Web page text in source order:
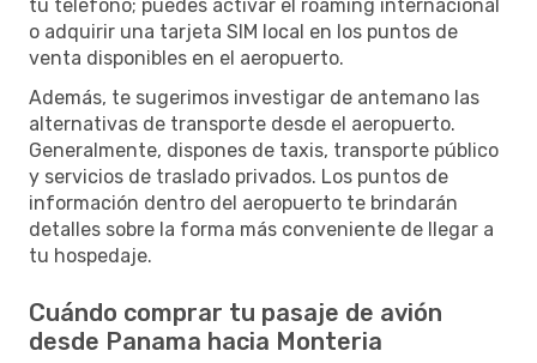
tu teléfono; puedes activar el roaming internacional
o adquirir una tarjeta SIM local en los puntos de
venta disponibles en el aeropuerto.
Además, te sugerimos investigar de antemano las
alternativas de transporte desde el aeropuerto.
Generalmente, dispones de taxis, transporte público
y servicios de traslado privados. Los puntos de
información dentro del aeropuerto te brindarán
detalles sobre la forma más conveniente de llegar a
tu hospedaje.
Cuándo comprar tu pasaje de avión
desde Panama hacia Monteria